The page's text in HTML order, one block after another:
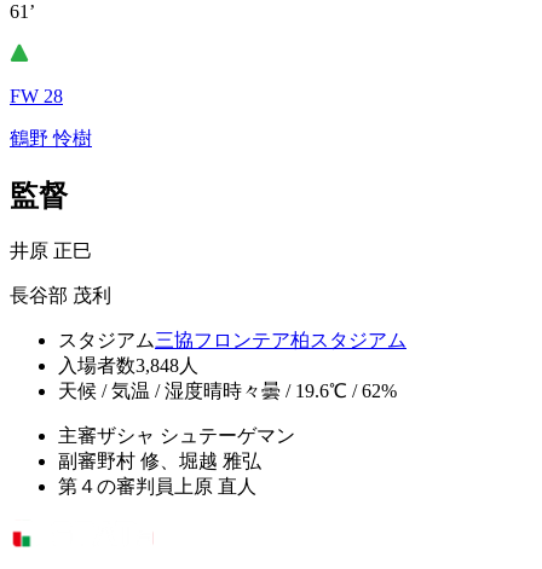
61’
FW 28
鶴野 怜樹
監督
井原 正巳
長谷部 茂利
スタジアム三協フロンテア柏スタジアム
入場者数3,848人
天候 / 気温 / 湿度晴時々曇 / 19.6℃ / 62%
主審ザシャ シュテーゲマン
副審野村 修、堀越 雅弘
第４の審判員 上原 直人